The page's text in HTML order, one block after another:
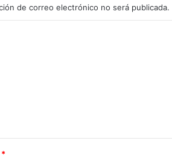
de correo electrónico no será publicada.
*